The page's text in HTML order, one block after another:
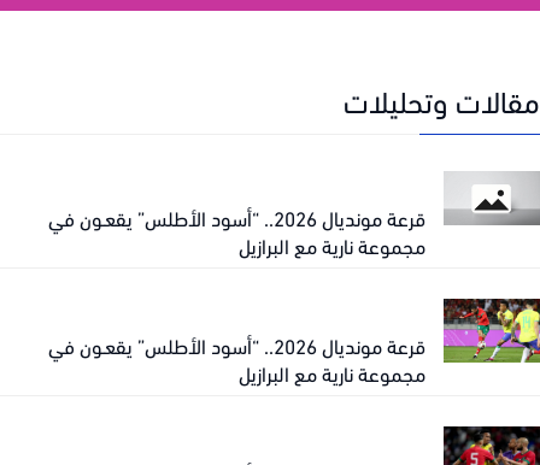
وتحليلات
قرعة مونديال 2026.. “أسود الأطلس” يقعـون في
مجموعة نارية مع البرازيل
قرعة مونديال 2026.. “أسود الأطلس” يقعـون في
مجموعة نارية مع البرازيل